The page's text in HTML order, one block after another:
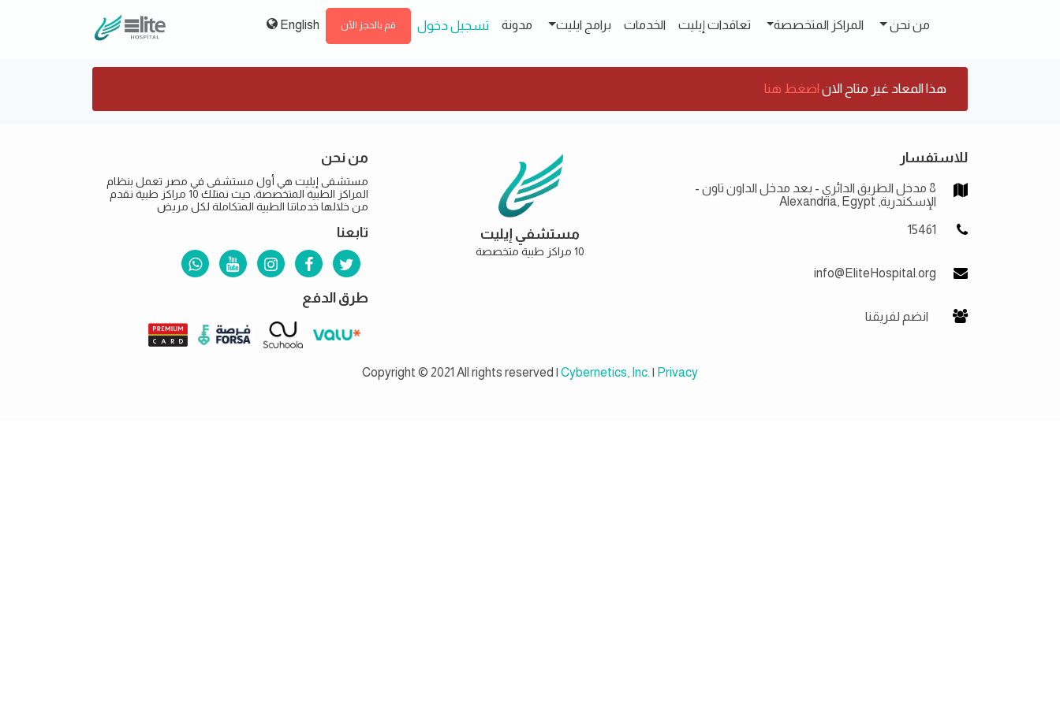
من نحن المراكز المتخصصة تعاقدات إيليت الخدمات برامج ايليت مدونة تسجيل دخول قم بالحجز الأن English
هذا المعاد غير متاح الان اضغط هنا
للاستفسار
8 مدخل الطريق الدائري - بعد مدخل الداون تاون -
الإسكندرية, Alexandria, Egypt
15461
info@EliteHospital.org
انضم لفريقنا
مستشفي إيليت
10 مراكز طبية متخصصة
من نحن
مستشفى إيليت هي أول مستشفى في مصر تعمل بنظام
المراكز الطبية المتخصصة، حيث نمتلك 10 مراكز طبية نقدم
من خلالها خدماتنا الطبية المتكاملة لكل مريض
تابعنا
طرق الدفع
Copyright © 2021 All rights reserved | Cybernetics, Inc. | Privacy